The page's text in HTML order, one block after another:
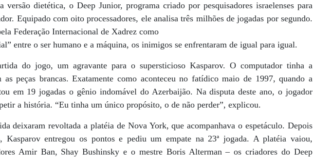
versão dietética, o Deep Junior, programa criado por pesquisadores israelenses para
Equipado com oito processadores, ele analisa três milhões de jogadas por segundo.
Federação Internacional de Xadrez como
entre o ser humano e a máquina, os inimigos se enfrentaram de igual para igual.
do jogo, um agravante para o supersticioso Kasparov. O computador tinha a
as peças brancas. Exatamente como aconteceu no fatídico maio de 1997, quando a
em 19 jogadas o gênio indomável do Azerbaijão. Na disputa deste ano, o jogador
a história. “Eu tinha um único propósito, o de não perder”, explicou.
deixaram revoltada a platéia de Nova York, que acompanhava o espetáculo. Depois
Kasparov entregou os pontos e pediu um empate na 23ª jogada. A platéia vaiou,
Amir Ban, Shay Bushinsky e o mestre Boris Alterman – os criadores do Deep